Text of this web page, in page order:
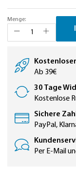
Menge:
Ab 39€
30 Tage
Kostenlose
Sichere
PayPal,
Per E-Mail